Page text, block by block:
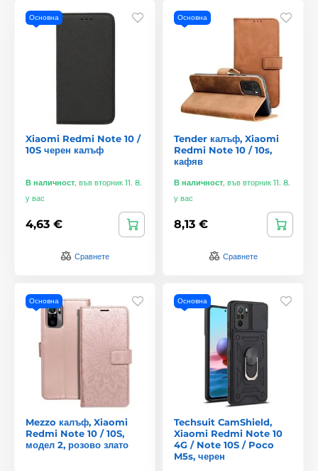
Основна
Xiaomi Redmi Note 10 /
10S черен калъф
В наличност, във вторник 11. 8.
у вас
4,63 €
Сравнете
Основна
Tender калъф, Xiaomi
Redmi Note 10 / 10s,
кафяв
В наличност, във вторник 11. 8.
у вас
8,13 €
Сравнете
Основна
Mezzo калъф, Xiaomi
Redmi Note 10 / 10S,
модел 2, розово злато
Основна
Techsuit CamShield,
Xiaomi Redmi Note 10
4G / Note 10S / Poco
M5s, черен